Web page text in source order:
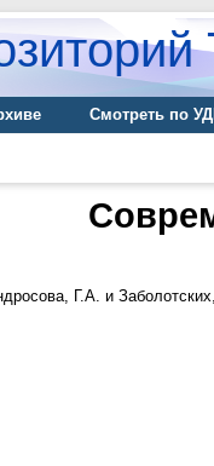
Смотреть по
Г.А. и